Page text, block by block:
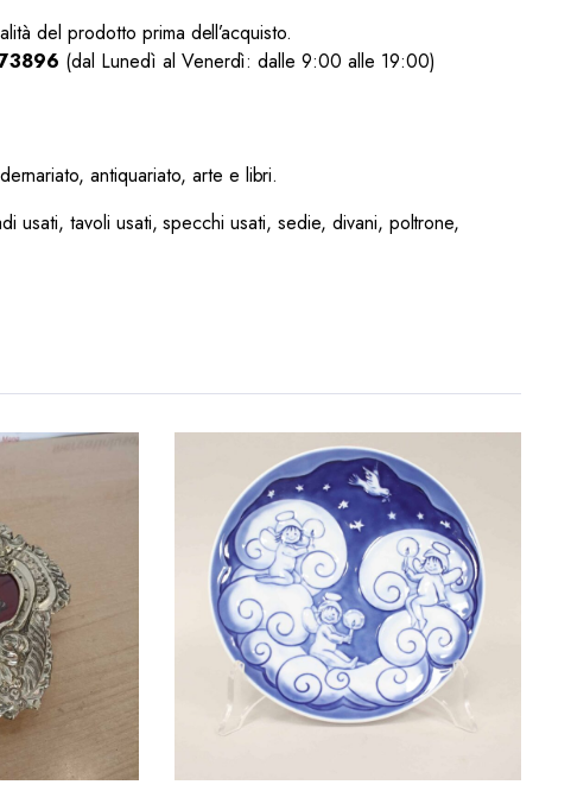
del prodotto prima dell’acquisto.
(dal Lunedì al Venerdì: dalle 9:00 alle 19:00)
antiquariato, arte e libri.
usati, tavoli usati, specchi usati, sedie, divani, poltrone,